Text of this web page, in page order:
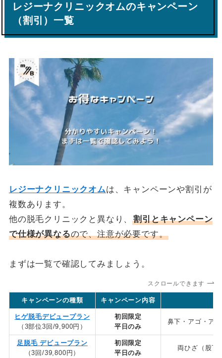
レジーナクリニックオムのキャンペーン
（割引）一覧
レジーナクリニックオムは、キャンペーンや割引が
複数あります。
他の脱毛クリニックと異なり、割引とキャンペーン
で仕様が異なるので、注意が必要です。
まずは一覧で確認してみましょう。
スクロールできます
キャンペーンの種類 キャンペーン内容
ヒゲ脱毛デビュープラン
（3部位3回/9,900円）
初回限定
平日のみ
鼻下・アゴ・ア
足脱毛 デビュープラン
（3回/39,800円）
初回限定
平日のみ
両ひざ（股下